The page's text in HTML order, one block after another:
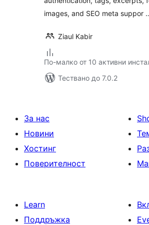
images, and SEO meta suppor
Ziaul Kabir
По-малко от 10 активни
Тествано до 7.0.2
За нас
Новини
Хостинг
Поверителност
Learn
Поддръжка